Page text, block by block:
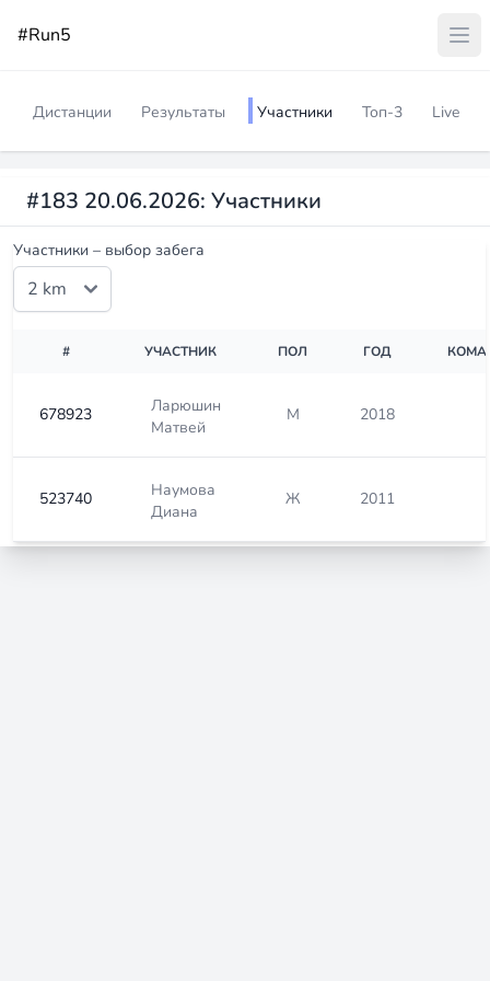
#Run5
Дистанции Результаты Участники Топ-3 Live
#183 20.06.2026: Участники
Участники – выбор забега
# УЧАСТНИК ПОЛ ГОД
678923
Ларюшин
Матвей
М 2018
523740
Наумова
Диана
Ж 2011